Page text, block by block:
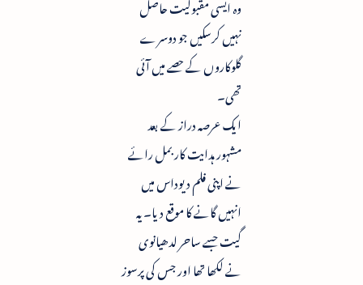
نہیں کرسکیں جو دوسرے
گلوکاروں کے حصے میں آئی
تھی۔
ایک عرصہ دراز کے بعد
مشہور ہدایت کار بمل رائے
نے اپنی فلم دیوداس میں
انہیں گانے کا موقع دیا۔ یہ
گیت جسے ساحر لدھیانوی
نے لکھا تھا اور جس کی پرسوز